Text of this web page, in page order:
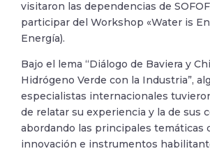
visitaron las dependencias de
participar del Workshop «Water is
Energía).
Bajo el lema “Diálogo de Baviera y
Hidrógeno Verde con la Industria”,
especialistas internacionales
de relatar su experiencia y la de sus
abordando las principales temáticas
innovación e instrumentos